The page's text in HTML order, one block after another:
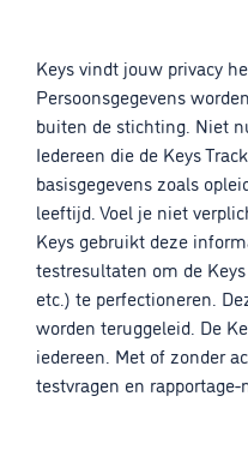
Keys vindt jouw privacy
Persoonsgegevens
buiten de stichting. Niet
Iedereen die de Keys
basisgegevens zoals
leeftijd. Voel je niet
Keys gebruikt deze
testresultaten om de
etc.) te perfectioneren.
worden teruggeleid. De
iedereen. Met of zonder
testvragen en